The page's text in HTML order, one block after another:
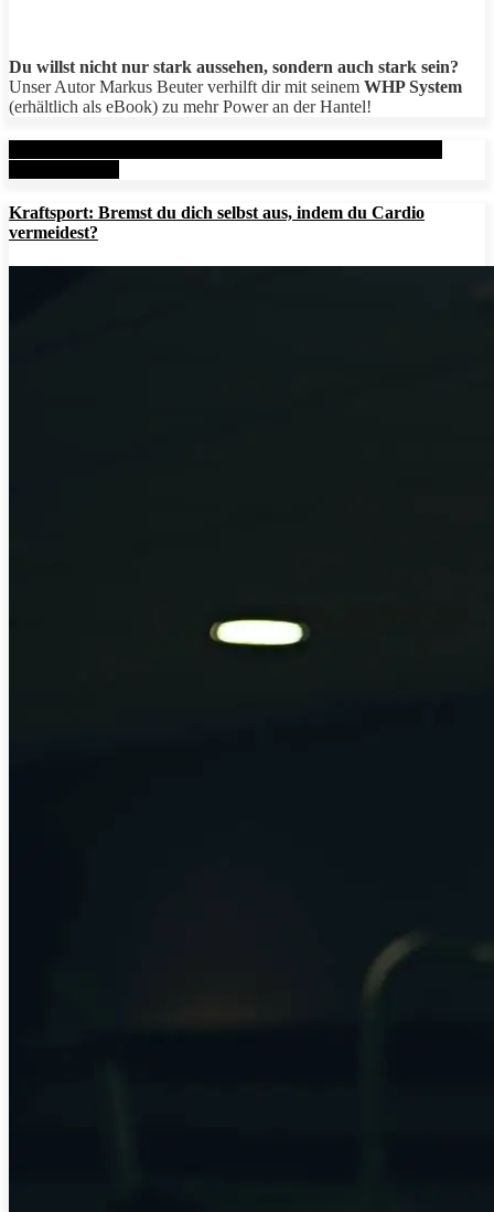
Du willst nicht nur stark aussehen, sondern auch stark sein?
Unser Autor Markus Beuter verhilft dir mit seinem WHP System
(erhältlich als eBook) zu mehr Power an der Hantel!
Kraftsport: Bremst du dich selbst aus, indem du Cardio
vermeidest?